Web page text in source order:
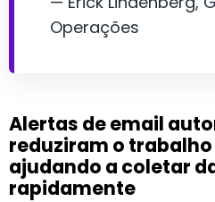
Operações
Alertas de email
reduziram o
ajudando a coletar
rapidamente